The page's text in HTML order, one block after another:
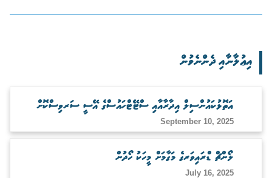
އިޢުލާނާއި ދެންނެވުން
އަތޮޅުކައުންސިލް އިދާރާއާއި ސްޓޭޓްހައުސްގެ އޭސީ ސަރވިސްކޮށް
ބަލަހައްޓާނެ ފަރާތެއް ހޯދުން
September 10, 2025
ލޯންޗް ޑްރައިވަރގެ މަގާމަށް މީހަކު ހޯދުން
July 16, 2025